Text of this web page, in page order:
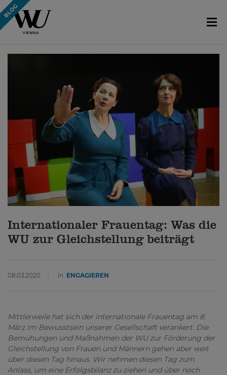
Internationaler Frauentag: Was die
WU zur Gleichstellung beiträgt
08.03.2020 in ENGAGIEREN
Mittlerweile hat sich der internationale Frauentag am 8.
März im Bewusstsein unserer Gesellschaft verankert. Die
Bemühungen und Maßnahmen der WU zur Förderung der
Gleichstellung von Frauen und Männern gehen aber weit
über diesen Tag hinaus. Wir nehmen diesen Tag zum
Anlass, um eine Erfolgsbilanz zu ziehen und über noch